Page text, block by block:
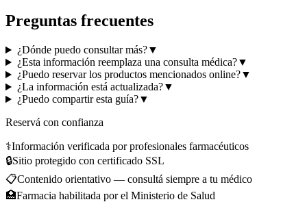
Preguntas frecuentes
¿Dónde puedo consultar más?▼
¿Esta información reemplaza una consulta médica?▼
¿Puedo reservar los productos mencionados online?▼
¿La información está actualizada?▼
¿Puedo compartir esta guía?▼
Reservá con confianza
⚕️Información verificada por profesionales farmacéuticos
🔒Sitio protegido con certificado SSL
📋Contenido orientativo — consultá siempre a tu médico
🏥Farmacia habilitada por el Ministerio de Salud